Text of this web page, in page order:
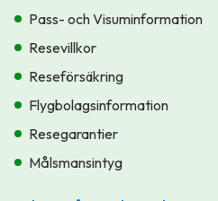
Pass- och Visuminformation
Resevillkor
Reseförsäkring
Flygbolagsinformation
Resegarantier
Målsmansintyg